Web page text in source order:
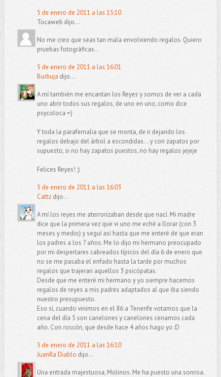
5 de enero de 2011 a las 15:10
Tocaweb dijo...
No me creo que seas tan mala envolviendo regalos. Quiero
pruebas fotográficas...
5 de enero de 2011 a las 16:01
Burbuja dijo...
A mí también me encantan los Reyes y somos de ver a cada
uno abrir todos sus regalos, de uno en uno, como dice
psycoloca =)
Y toda la parafernalia que se monta, de ir dejando los
regalos debajo del árbol a escondidas... y con zapatos por
supuesto, si no hay zapatos puestos, no hay regalos jejeje
Felices Reyes! ;)
5 de enero de 2011 a las 16:03
Cattzdijo...
A mí los reyes me aterrorizaban desde que nací. Mi madre
dice que la primera vez que vi uno me eché a llorar (con 3
meses y medio) y seguí así hasta que me enteré de que eran
los padres a los 7 años. Me lo dijo mi hermano preocupado
por mi despertares cabreados típicos del día 6 de enero que
no se me pasaba el enfado hasta la tarde por muchos
regalos que trajeran aquellos 3 psicópatas.
Desde que me enteré mi hermano y yo siempre hacemos
regalos de reyes a mis padres adaptados al que iba siendo
nuestro presupuesto.
Eso sí, cuando vinimos en el 86 a Tenerife votamos que la
cena del día 5 son canelones y canelones cenamos cada
año. Con roscón, que desde hace 4 años hago yo :D
5 de enero de 2011 a las 16:10
JuanRa Diablo dijo...
Una entrada majestuosa, Molinos. Me ha puesto una sonrisa.